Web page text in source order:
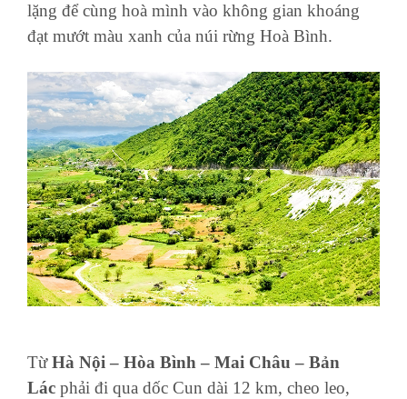
lặng để cùng hoà mình vào không gian khoáng
đạt mướt màu xanh của núi rừng Hoà Bình.
TừHà Nội – Hòa Bình – Mai Châu – Bản
Lác phải đi qua dốc Cun dài 12 km, cheo leo,